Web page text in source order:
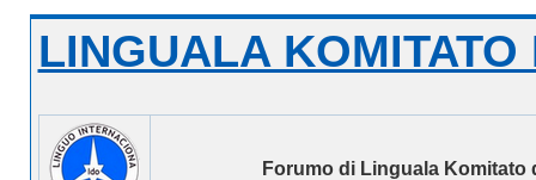
LINGUALA KOMITATO
Forumo di Linguala Komitato